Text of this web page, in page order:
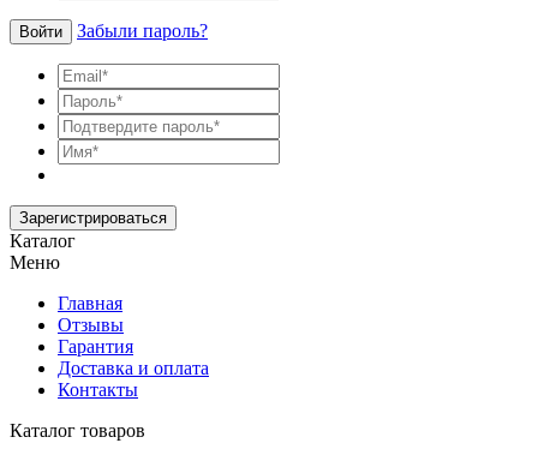
Войти Забыли пароль?
Зарегистрироваться
Каталог
Меню
Главная
Отзывы
Гарантия
Доставка и оплата
Контакты
Каталог товаров